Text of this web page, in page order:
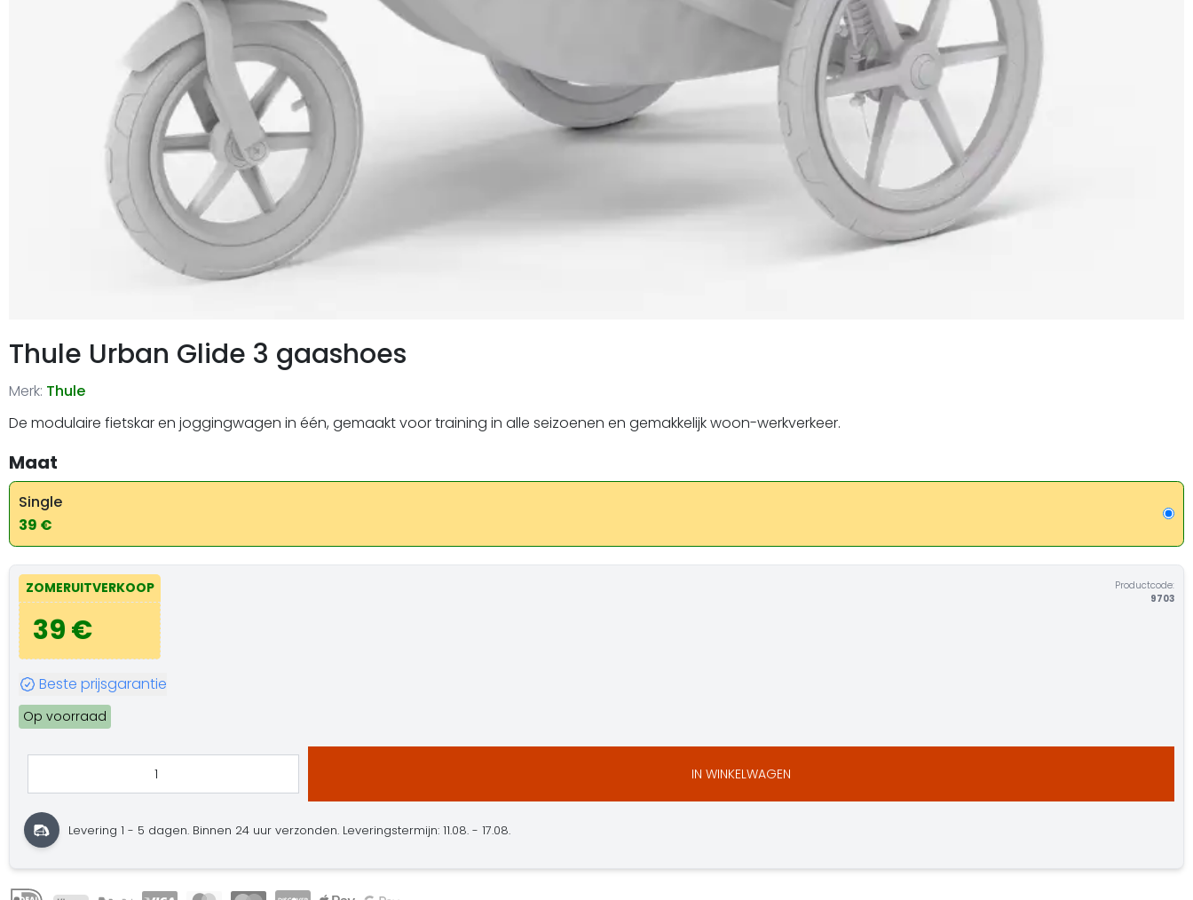
Thule Urban Glide 3 gaashoes
Merk: Thule
De modulaire fietskar en joggingwagen in één, gemaakt voor training in alle seizoenen en gemakkelijk woon-werkverkeer.
Maat
Single
39 €
ZOMERUITVERKOOP
39 €
Productcode:
9703
Beste prijsgarantie
Op voorraad
IN WINKELWAGEN
Levering 1 - 5 dagen. Binnen 24 uur verzonden. Leveringstermijn: 11.08. - 17.08.